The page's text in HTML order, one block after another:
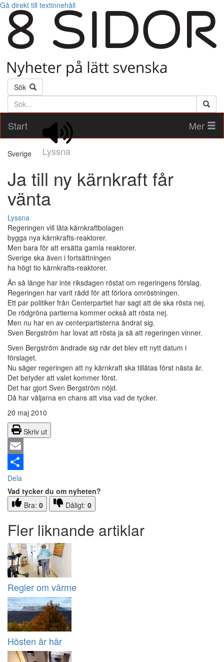
Gå direkt till textinnehåll
Sök
Söktext
Start
Lyssna
Mer
Sverige
Ja till ny kärnkraft får
vänta
Lyssna
Regeringen vill låta kärnkraftbolagen
bygga nya kärnkrafts-reaktorer.
Men bara för att ersätta gamla reaktorer.
Sverige ska även i fortsättningen
ha högt tio kärnkrafts-reaktorer.
Än så länge har inte riksdagen röstat om regeringens förslag.
Regeringen har varit rädd för att förlora omröstningen.
Ett par politiker från Centerpartiet har sagt att de ska rösta nej.
De rödgröna partierna kommer också att rösta nej.
Men nu har en av centerpartisterna ändrat sig.
Sven Bergström har lovat att rösta ja så att regeringen vinner.
Sven Bergström ändrade sig när det blev ett nytt datum i
förslaget.
Nu säger regeringen att ny kärnkraft ska tillåtas först nästa år.
Det betyder att valet kommer först.
Det har gjort Sven Bergström nöjd.
Då har väljarna en chans att visa vad de tycker.
20 maj 2010
Skriv ut
Email
Dela
Vad tycker du om nyheten?
Bra: 0 Dåligt: 0
Fler liknande artiklar
Regler om värme
Hösten är här